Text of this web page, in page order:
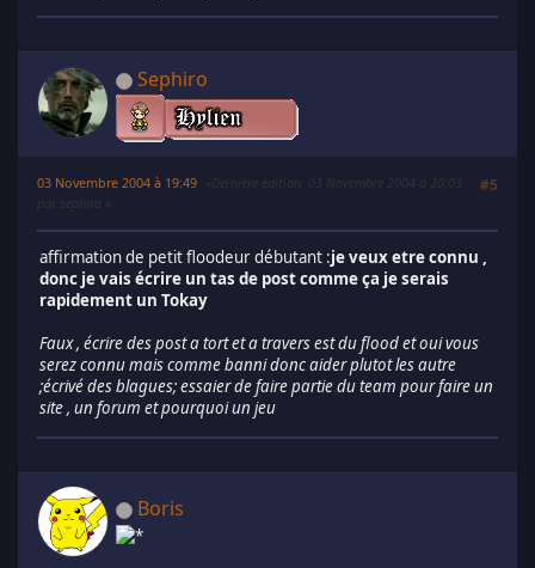
Sephiro
03 Novembre 2004 à 19:49 #5
Dernière édition
: 03 Novembre 2004 à 20:03
affirmation de petit floodeur débutant :je veux etre connu ,
donc je vais écrire un tas de post comme ça je serais
rapidement un Tokay
Faux , écrire des post a tort et a travers est du flood et oui vous
serez connu mais comme banni donc aider plutot les autre
;écrivé des blagues; essaier de faire partie du team pour faire un
site , un forum et pourquoi un jeu
Boris